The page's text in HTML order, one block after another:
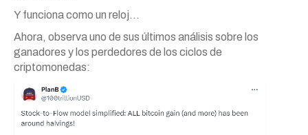
Y funciona como un reloj…
Ahora, observa uno de sus últimos análisis sobre los
ganadores y los perdedores de los ciclos de
criptomonedas: